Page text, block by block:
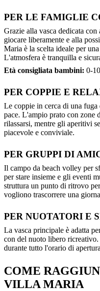
PER LE FAMIGLIE
Grazie alla vasca dedicata
giocare liberamente e alla
Maria è la scelta ideale per
L'atmosfera è tranquilla e
Età consigliata bambini: 0-
PER COPPIE E
Le coppie in cerca di una
pace. L'ampio prato con zone
rilassarsi, mentre gli aperitivi
piacevole e conviviale.
PER GRUPPI DI
Il campo da beach volley per
per stare insieme e gli eventi
struttura un punto di ritrovo
vogliono trascorrere una
PER NUOTATORI E
La vasca principale è adatta
con del nuoto libero
durante tutto l'orario di
COME
VILLA MARIA